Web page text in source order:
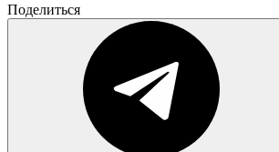
Поделиться